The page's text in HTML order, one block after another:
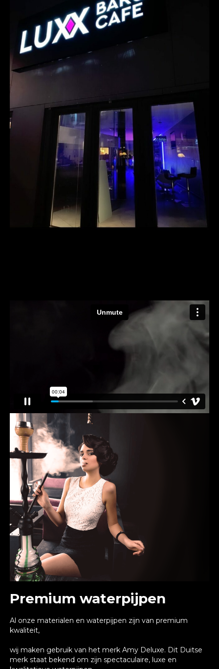
Premium waterpijpen
Al onze materialen en waterpijpen zijn van premium
kwaliteit,
wij maken gebruik van het merk Amy Deluxe. Dit Duitse
merk staat bekend om zijn spectaculaire, luxe en